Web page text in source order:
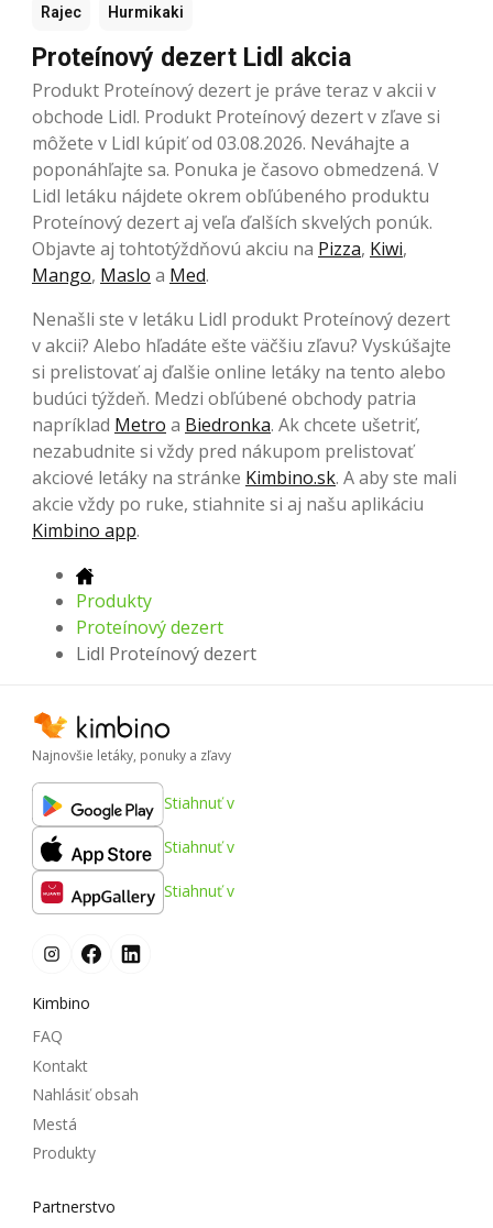
Rajec Hurmikaki
Proteínový dezert Lidl akcia
Produkt Proteínový dezert je práve teraz v akcii v
obchode Lidl. Produkt Proteínový dezert v zľave si
môžete v Lidl kúpiť od 03.08.2026. Neváhajte a
poponáhľajte sa. Ponuka je časovo obmedzená. V
Lidl letáku nájdete okrem obľúbeného produktu
Proteínový dezert aj veľa ďalších skvelých ponúk.
Objavte aj tohtotýždňovú akciu na Pizza, Kiwi,
Mango, Maslo a Med.
Nenašli ste v letáku Lidl produkt Proteínový dezert
v akcii? Alebo hľadáte ešte väčšiu zľavu? Vyskúšajte
si prelistovať aj ďalšie online letáky na tento alebo
budúci týždeň. Medzi obľúbené obchody patria
napríklad Metro a Biedronka. Ak chcete ušetriť,
nezabudnite si vždy pred nákupom prelistovať
akciové letáky na stránke Kimbino.sk. A aby ste mali
akcie vždy po ruke, stiahnite si aj našu aplikáciu
Kimbino app.
Produkty
Proteínový dezert
Lidl Proteínový dezert
Najnovšie letáky, ponuky a zľavy
Stiahnuť v
Stiahnuť v
Stiahnuť v
Kimbino
FAQ
Kontakt
Nahlásiť obsah
Mestá
Produkty
Partnerstvo